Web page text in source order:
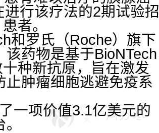
行该疗法的2期试验招
者。
和罗氏（Roche）旗下
药物是基于BioNTech
种新抗原，旨在激发
止肿瘤细胞逃避免疫系
一项价值3.1亿美元的